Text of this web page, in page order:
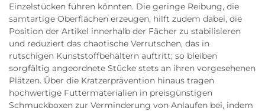
Einzelstücken führen könnten. Die geringe Reibung, die
samtartige Oberflächen erzeugen, hilft zudem dabei, die
Position der Artikel innerhalb der Fächer zu stabilisieren
und reduziert das chaotische Verrutschen, das in
rutschigen Kunststoffbehältern auftritt; so bleiben
sorgfältig angeordnete Stücke stets an ihren vorgesehenen
Plätzen. Über die Kratzerprävention hinaus tragen
hochwertige Futtermaterialien in preisgünstigen
Schmuckboxen zur Verminderung von Anlaufen bei, indem